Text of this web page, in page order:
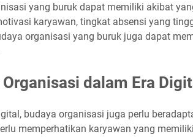
yang buruk dapat memiliki akibat
karyawan, tingkat absensi yang
organisasi yang buruk juga dapat
dalam Era
budaya organisasi juga perlu
memperhatikan karyawan yang